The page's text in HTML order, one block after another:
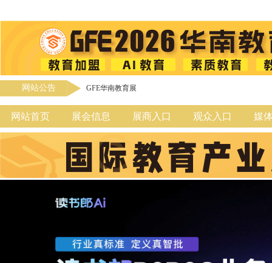
网站公告 GFE华南教育展
网站首页 展会信息 展商入口 观众入口 媒